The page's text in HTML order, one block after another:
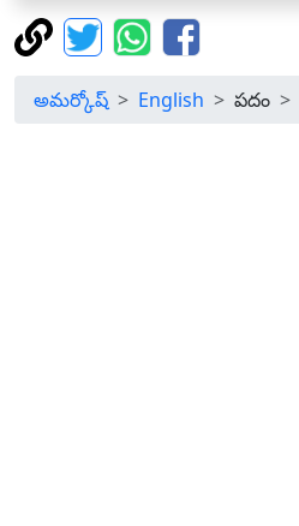
అమర్కోష్ English పదం